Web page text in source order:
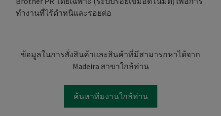
ทำงานที่ไร้ตำหนิและรอยต่อ
ข้อมูลในการสั่งสินค้าและสินค้าที่มีสามารถหาได้จาก
Madeira สาขาใกล้ท่าน
ค้นหาทีมงานใกล้ท่าน